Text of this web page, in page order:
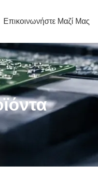
Επικοινωνήστε Μαζί Μας